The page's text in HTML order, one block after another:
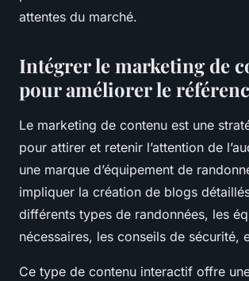
attentes du marché.
Intégrer le marketing de
pour améliorer le
Le marketing de contenu est une
pour attirer et retenir l’attention de
une marque d’équipement de
impliquer la création de blogs
différents types de randonnées, les
nécessaires, les conseils de sécurité,
Ce type de contenu interactif offre